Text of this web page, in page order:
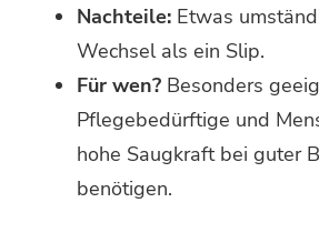
Nachteile: Etwas
Wechsel als ein Slip.
Für wen? Besonders
Pflegebedürftige und
hohe Saugkraft bei guter
benötigen.